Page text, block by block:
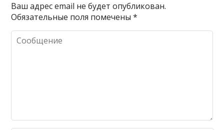
Ваш адрес email не будет опубликован.
Обязательные поля помечены*